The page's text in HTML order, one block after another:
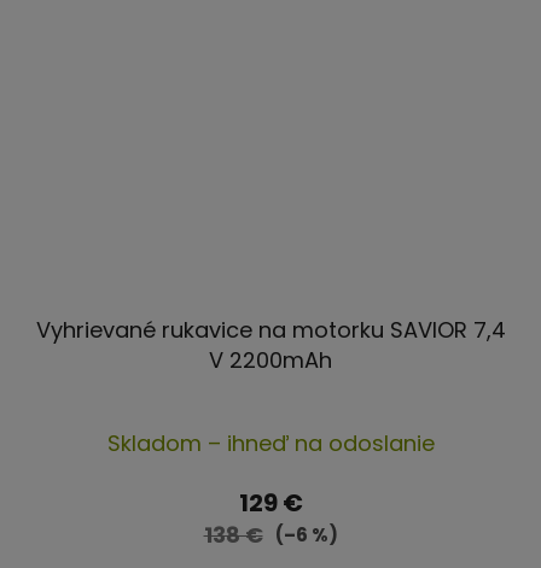
Vyhrievané rukavice na motorku SAVIOR 7,4
V 2200mAh
hodnotenie
produktu
je
Skladom – ihneď na odoslanie
129 €
138 € (–6 %)